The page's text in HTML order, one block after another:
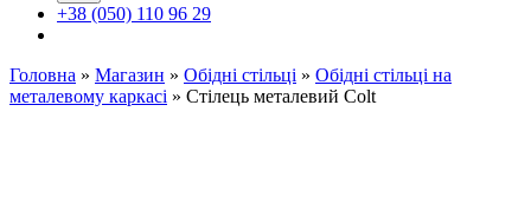
+38 (050) 110 96 29
Головна » Магазин » Обідні стільці » Oбідні стільці на
металевому каркасі » Стілець металевий Colt